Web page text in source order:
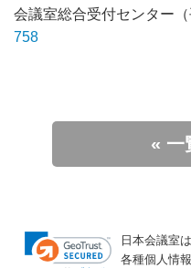
会議室総合受付センター（
758
« 一
日本会議室
各種個人情